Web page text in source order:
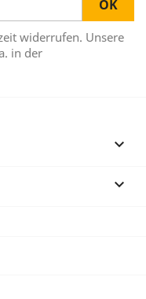
widerrufen. Unsere
in der

